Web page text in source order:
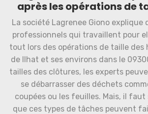
après les opérations de
La société Lagrenee Giono explique
professionnels qui travaillent pour
tout lors des opérations de taille des
de Ilhat et ses environs dans le
tailles des clôtures, les experts
se débarrasser des déchets
coupées ou les feuilles. Mais, il
que ces types de tâches peuvent